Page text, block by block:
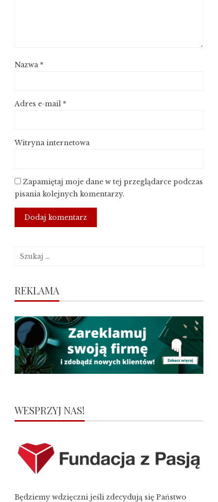
Nazwa *
Adres e-mail *
Witryna internetowa
Zapamiętaj moje dane w tej przeglądarce podczas
pisania kolejnych komentarzy.
Szukaj:
REKLAMA
WESPRZYJ NAS!
Będziemy wdzięczni jeśli zdecydują się Państwo